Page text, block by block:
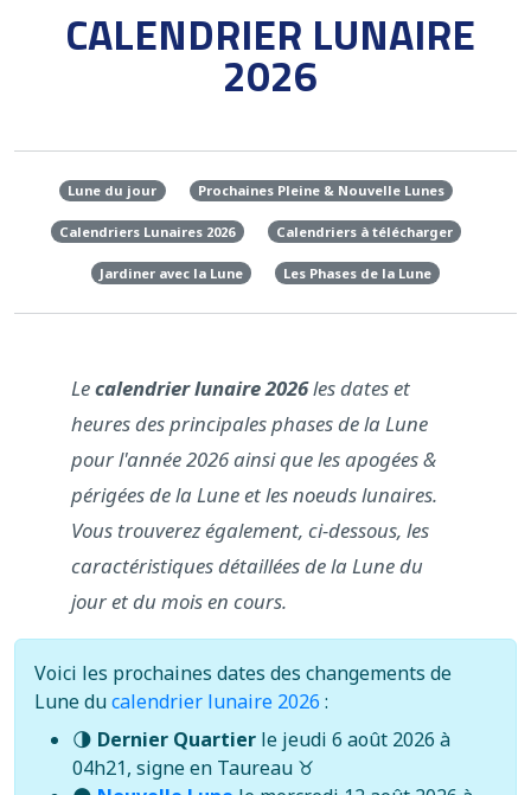
CALENDRIER LUNAIRE
2026
Lune du jour Prochaines Pleine & Nouvelle Lunes
Calendriers Lunaires 2026 Calendriers à télécharger
Jardiner avec la Lune Les Phases de la Lune
Lecalendrier lunaire 2026les dates et
heures des principales phases de la Lune
pour l'année 2026 ainsi que les apogées &
périgées de la Lune et les noeuds lunaires.
Vous trouverez également, ci-dessous, les
caractéristiques détaillées de la Lune du
jour et du mois en cours.
Voici les prochaines dates des changements de
Lune ducalendrier lunaire 2026 :
🌗 Dernier Quartier le jeudi 6 août 2026 à
04h21, signe en Taureau ♉